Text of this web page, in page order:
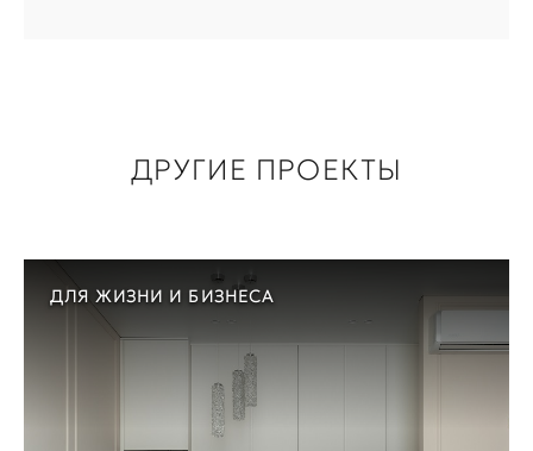
ДРУГИЕ ПРОЕКТЫ
ДЛЯ ЖИЗНИ И БИЗНЕСА